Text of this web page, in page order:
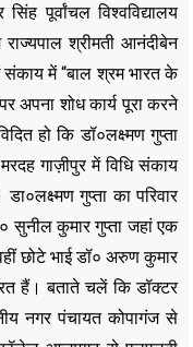
पूर्वांचल विश्वविद्यालय
राज्यपाल श्रीमती आनंदीबेन
संकाय में “बाल श्रम भारत के
अपना शोध कार्य पूरा करने
हो कि डॉ०लक्ष्मण गुप्ता
गाज़ीपुर में विधि संकाय
गुप्ता का परिवार
सुनील कुमार गुप्ता जहां एक
छोटे भाई डॉ० अरुण कुमार
हैं। बताते चलें कि डॉक्टर
नगर पंचायत कोपागंज से